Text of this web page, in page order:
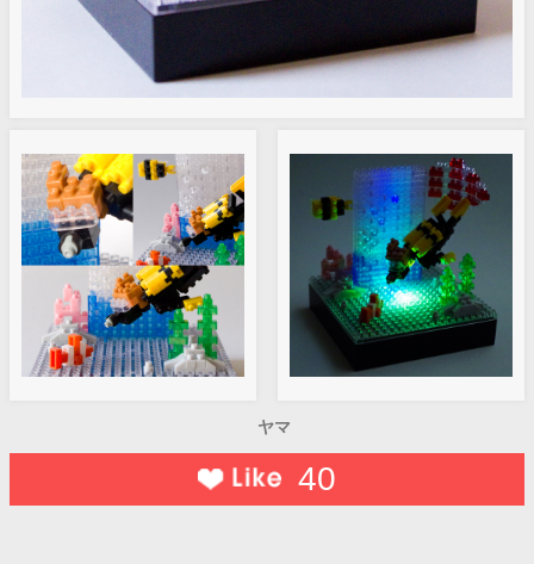
ヤマ
40